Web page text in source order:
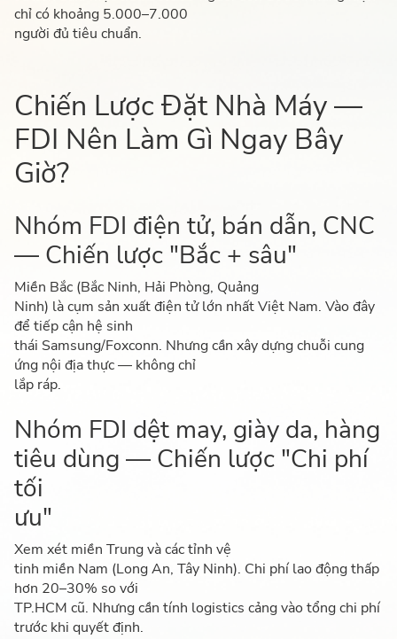
chỉ có khoảng 5.000–7.000
người đủ tiêu chuẩn.
Chiến Lược Đặt Nhà Máy —
FDI Nên Làm Gì Ngay Bây
Giờ?
Nhóm FDI điện tử, bán dẫn, CNC
— Chiến lược "Bắc + sâu"
Miền Bắc (Bắc Ninh, Hải Phòng, Quảng
Ninh) là cụm sản xuất điện tử lớn nhất Việt Nam. Vào đây
để tiếp cận hệ sinh
thái Samsung/Foxconn. Nhưng cần xây dựng chuỗi cung
ứng nội địa thực — không chỉ
lắp ráp.
Nhóm FDI dệt may, giày da, hàng
tiêu dùng — Chiến lược "Chi phí
tối
ưu"
Xem xét miền Trung và các tỉnh vệ
tinh miền Nam (Long An, Tây Ninh). Chi phí lao động thấp
hơn 20–30% so với
TP.HCM cũ. Nhưng cần tính logistics cảng vào tổng chi phí
trước khi quyết định.